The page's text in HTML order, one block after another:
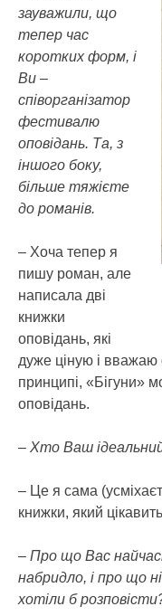
зауважили, що
тепер час
коротких форм, і
Ви –
співорганізатор
фестивалю
оповідань. Та, з
іншого боку,
більше тяжієте
до романів.
– Хоча тепер я
пишу роман, але
написала дві
книжки
оповідань, які
дуже ціную і
принципі, «Бігуни»
оповідань.
– Хто Ваш
– Це я сама
книжки, який
– Про що Вас
набридло, і про що
хотіли б